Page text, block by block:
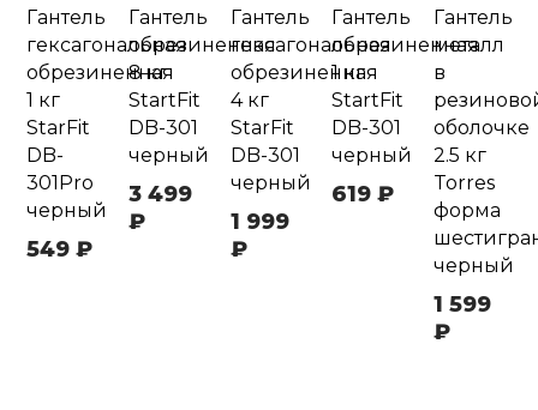
Гантель
гексагональная
обрезиненная
1 кг
StarFit
DB-
301Pro
черный
549 ₽
Гантель
обрезиненная
8 кг
StartFit
DB-301
черный
3 499
₽
Гантель
гексагональная
обрезиненная
4 кг
StarFit
DB-301
черный
1 999
₽
Гантель
обрезиненная
1 кг
StartFit
DB-301
черный
619 ₽
Гантель
металл
в
оболочке
2.5 кг
Torres
форма
черный
1 599
₽